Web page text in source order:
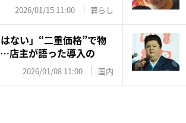
2026/01/15 11:00 暮らし
はない」“二重価格”で物
店主が語った導入の
2026/01/08 11:00 国内